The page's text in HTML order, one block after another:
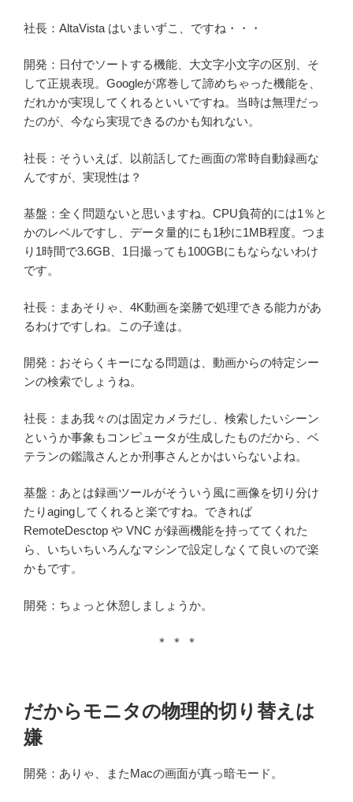
社長：AltaVista はいまいずこ、ですね・・・
開発：日付でソートする機能、大文字小文字の区別、そ
して正規表現。Googleが席巻して諦めちゃった機能を、
だれかが実現してくれるといいですね。当時は無理だっ
たのが、今なら実現できるのかも知れない。
社長：そういえば、以前話してた画面の常時自動録画な
んですが、実現性は？
基盤：全く問題ないと思いますね。CPU負荷的には1％と
かのレベルですし、データ量的にも1秒に1MB程度。つま
り1時間で3.6GB、1日撮っても100GBにもならないわけ
です。
社長：まあそりゃ、4K動画を楽勝で処理できる能力があ
るわけですしね。この子達は。
開発：おそらくキーになる問題は、動画からの特定シー
ンの検索でしょうね。
社長：まあ我々のは固定カメラだし、検索したいシーン
というか事象もコンピュータが生成したものだから、ベ
テランの鑑識さんとか刑事さんとかはいらないよね。
基盤：あとは録画ツールがそういう風に画像を切り分け
たりagingしてくれると楽ですね。できれば
RemoteDesctop や VNC が録画機能を持っててくれた
ら、いちいちいろんなマシンで設定しなくて良いので楽
かもです。
開発：ちょっと休憩しましょうか。
＊ ＊ ＊
だからモニタの物理的切り替えは
嫌
開発：ありゃ、またMacの画面が真っ暗モード。